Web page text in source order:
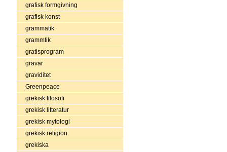
grafisk formgivning
grafisk konst
grammatik
grammtik
gratisprogram
gravar
graviditet
Greenpeace
grekisk filosofi
grekisk litteratur
grekisk mytologi
grekisk religion
grekiska